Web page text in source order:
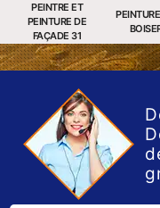
PEINTRE ET
PEINTURE DE
FAÇADE 31